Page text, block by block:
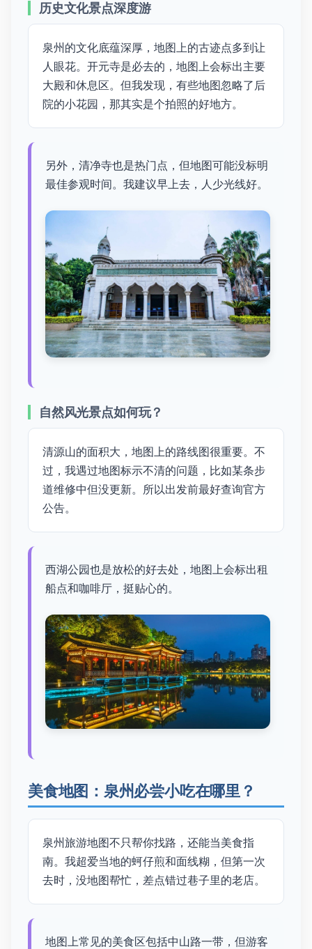
历史文化景点深度游
泉州的文化底蕴深厚，地图上的古迹点多到让
人眼花。开元寺是必去的，地图上会标出主要
大殿和休息区。但我发现，有些地图忽略了后
院的小花园，那其实是个拍照的好地方。
另外，清净寺也是热门点，但地图可能没标明
最佳参观时间。我建议早上去，人少光线好。
自然风光景点如何玩？
清源山的面积大，地图上的路线图很重要。不
过，我遇过地图标示不清的问题，比如某条步
道维修中但没更新。所以出发前最好查询官方
公告。
西湖公园也是放松的好去处，地图上会标出租
船点和咖啡厅，挺贴心的。
美食地图：泉州必尝小吃在哪里？
泉州旅游地图不只帮你找路，还能当美食指
南。我超爱当地的蚵仔煎和面线糊，但第一次
去时，没地图帮忙，差点错过巷子里的老店。
地图上常见的美食区包括中山路一带，但游客